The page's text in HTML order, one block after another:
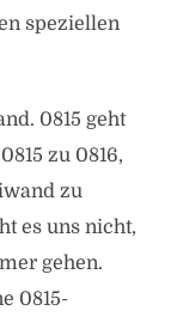
speziellen
0815 geht
zu 0816,
zu
es uns nicht,
gehen.
0815-